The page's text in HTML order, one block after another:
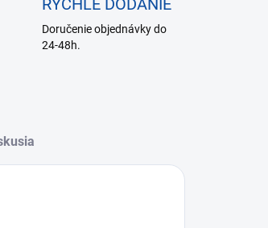
RÝCHLE DODANIE
Doručenie objednávky do
24-48h.